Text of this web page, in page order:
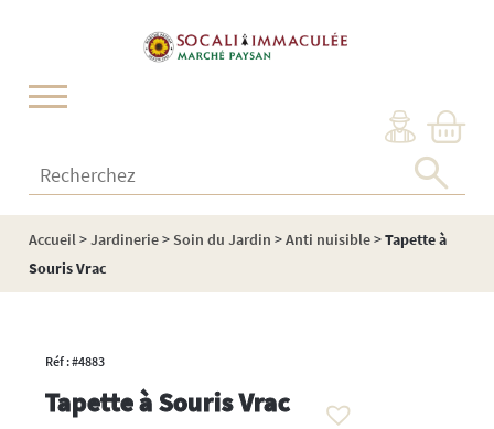
Recherchez :
Accueil>Jardinerie> Soin du Jardin >Anti nuisible>Tapette à
Souris Vrac
Réf : #4883
Tapette à Souris Vrac